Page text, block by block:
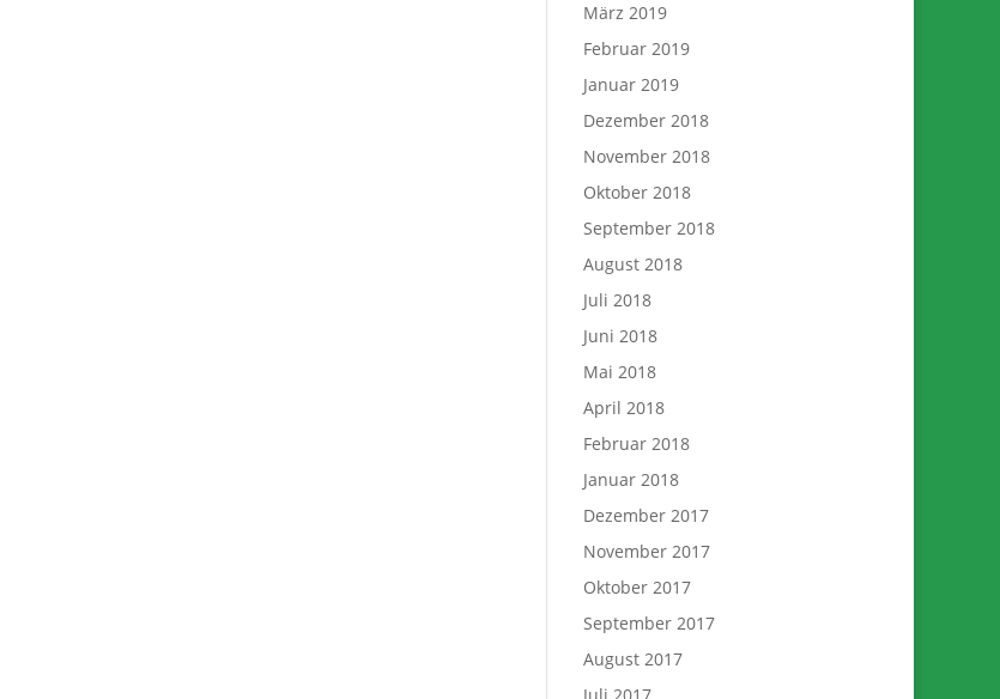
März 2019
Februar 2019
Januar 2019
Dezember 2018
November 2018
Oktober 2018
September 2018
August 2018
Juli 2018
Juni 2018
Mai 2018
April 2018
Februar 2018
Januar 2018
Dezember 2017
November 2017
Oktober 2017
September 2017
August 2017